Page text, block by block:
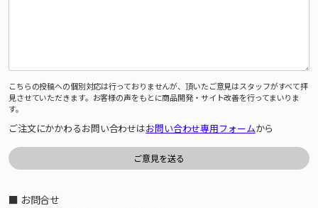
こちらの投稿への個別対応は行っておりませんが、頂いたご意見はスタッフがすべて拝
見させていただきます。お客様の声をもとに商品開発・サイト改善を行ってまいりま
す。
ご注文にかかわるお問い合わせはお問い合わせ専用フォームから
■ お問合せ